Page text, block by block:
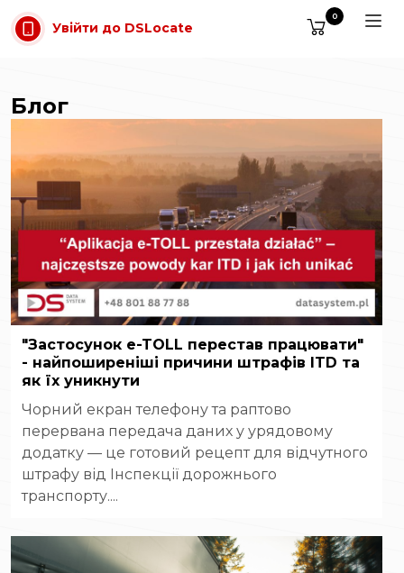
Перейти до основного вмісту
Увійти до DSLocate
0
Блог
"Застосунок e-TOLL перестав працювати"
- найпоширеніші причини штрафів ITD та
як їх уникнути
Чорний екран телефону та раптово
перервана передача даних у урядовому
додатку — це готовий рецепт для відчутного
штрафу від Інспекції дорожнього
транспорту....